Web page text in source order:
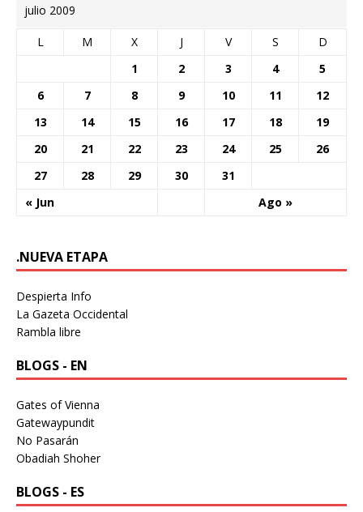
julio 2009
L M X J V S D
« Jun Ago »
1 2 3 4
5
6
7 8 9 10 11
12
13
14 15 16 17 18
19
20
21 22 23 24 25
26
27
28 29 30 31
.NUEVA ETAPA
Despierta Info
La Gazeta Occidental
Rambla libre
BLOGS - EN
Gates of Vienna
Gatewaypundit
No Pasarán
Obadiah Shoher
BLOGS - ES